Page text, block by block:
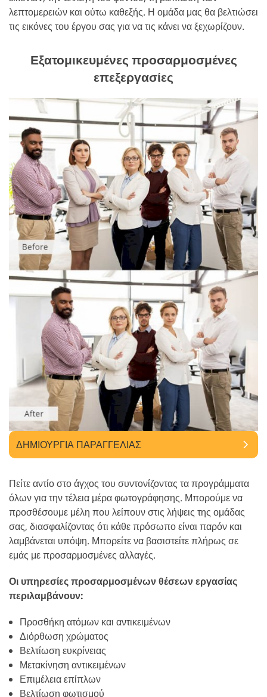
λεπτομερειών και ούτω καθεξής. Η ομάδα μας θα βελτιώσει
τις εικόνες του έργου σας για να τις κάνει να ξεχωρίζουν.
Εξατομικευμένες προσαρμοσμένες
επεξεργασίες
ΔΗΜΙΟΥΡΓΊΑ ΠΑΡΑΓΓΕΛΊΑΣ
Πείτε αντίο στο άγχος του συντονίζοντας τα προγράμματα
όλων για την τέλεια μέρα φωτογράφησης. Μπορούμε να
προσθέσουμε μέλη που λείπουν στις λήψεις της ομάδας
σας, διασφαλίζοντας ότι κάθε πρόσωπο είναι παρόν και
λαμβάνεται υπόψη. Μπορείτε να βασιστείτε πλήρως σε
εμάς με προσαρμοσμένες αλλαγές.
Οι υπηρεσίες προσαρμοσμένων θέσεων εργασίας
περιλαμβάνουν:
Προσθήκη ατόμων και αντικειμένων
Διόρθωση χρώματος
Βελτίωση ευκρίνειας
Μετακίνηση αντικειμένων
Επιμέλεια επίπλων
Βελτίωση φωτισμού